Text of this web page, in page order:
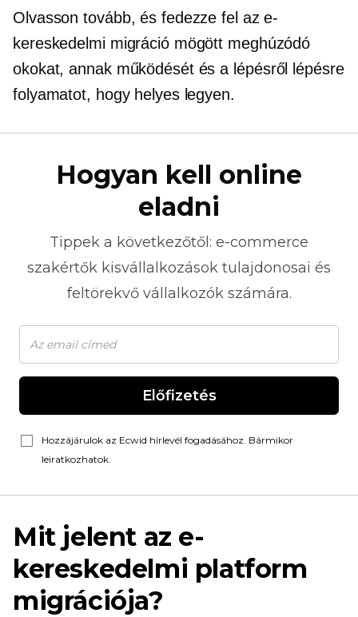
Olvasson tovább, és fedezze fel az e-
kereskedelmi migráció mögött meghúzódó
okokat, annak működését és a lépésről lépésre
folyamatot, hogy helyes legyen.
Hogyan kell online
eladni
Tippek a következőtől: e-commerce
szakértők kisvállalkozások tulajdonosai és
feltörekvő vállalkozók számára.
Előfizetés
Hozzájárulok az Ecwid hírlevél fogadásához. Bármikor
leiratkozhatok.
Mit jelent az e-
kereskedelmi platform
migrációja?